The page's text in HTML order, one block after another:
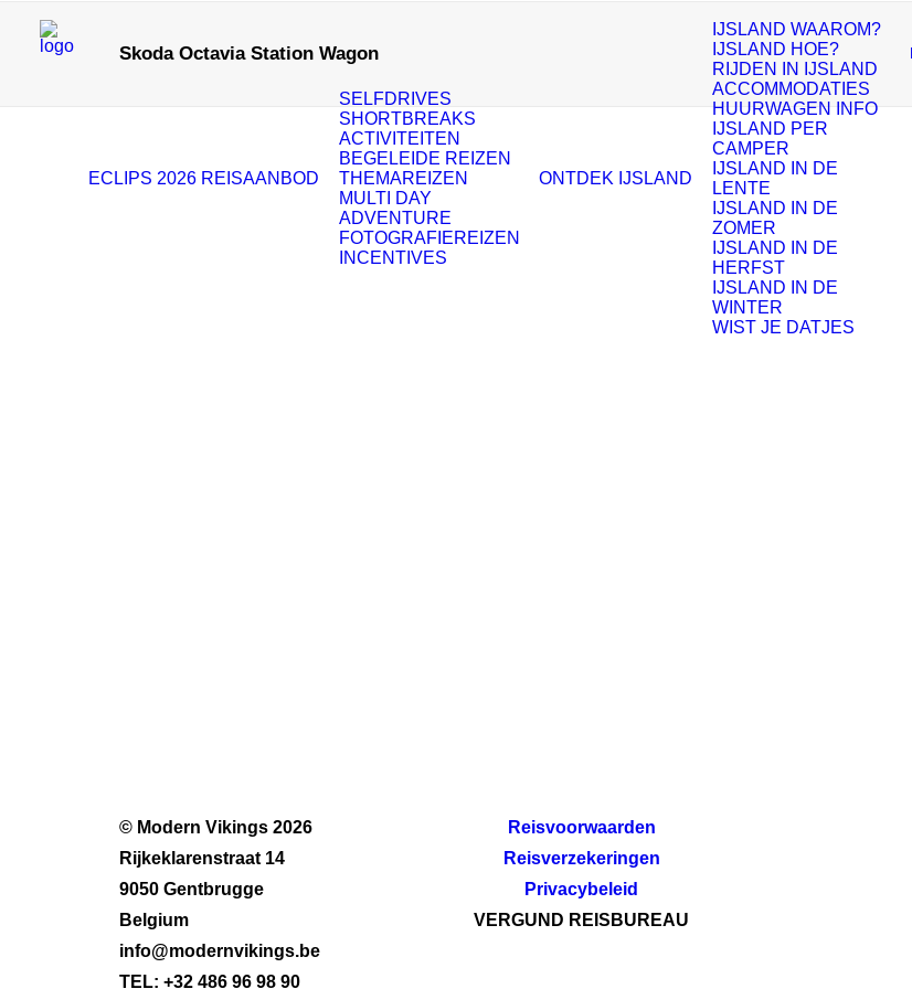
ECLIPS 2026 REISAANBOD
SELFDRIVES
SHORTBREAKS
ACTIVITEITEN
BEGELEIDE REIZEN
THEMAREIZEN
MULTI DAY
ADVENTURE
FOTOGRAFIEREIZEN
INCENTIVES
ONTDEK IJSLAND
IJSLAND WAAROM?
IJSLAND HOE?
RIJDEN IN IJSLAND
ACCOMMODATIES
HUURWAGEN INFO
IJSLAND PER
CAMPER
IJSLAND IN DE
LENTE
IJSLAND IN DE
ZOMER
IJSLAND IN DE
HERFST
IJSLAND IN DE
WINTER
WIST JE DATJES
Skoda Octavia Station Wagon
© Modern Vikings 2026
Rijkeklarenstraat 14
9050 Gentbrugge
Belgium
info@modernvikings.be
TEL: +32 486 96 98 90
Reisvoorwaarden
Reisverzekeringen
Privacybeleid
VERGUND REISBUREAU